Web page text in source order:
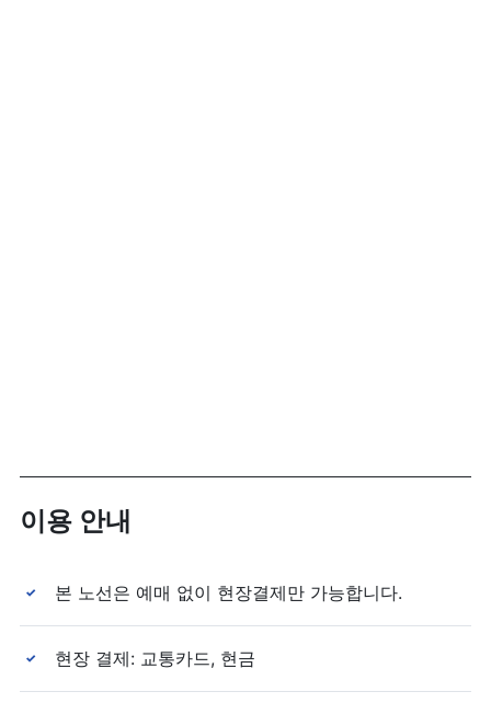
이용 안내
✓ 본 노선은 예매 없이 현장결제만 가능합니다.
✓ 현장 결제: 교통카드, 현금